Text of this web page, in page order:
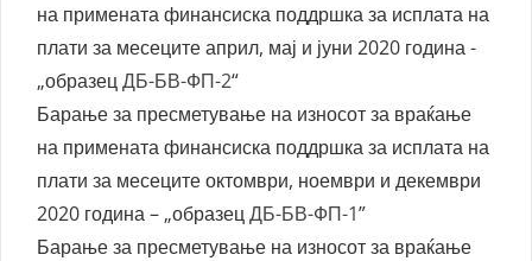
на примената финансиска поддршка за исплата на
плати за месеците април, мај и јуни 2020 година -
„образецДБ-БВ-ФП-2“
Барање за пресметување на износот за враќање
на примената финансиска поддршка за исплата на
плати за месеците октомври, ноември и декември
2020 година – „образецДБ-БВ-ФП-1”
Барање за пресметување на износот за враќање